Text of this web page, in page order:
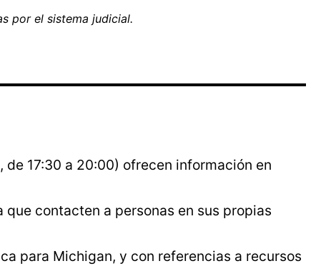
por el sistema judicial.
17:30 a 20:00) ofrecen información en
contacten a personas en sus propias
para Michigan, y con referencias a recursos